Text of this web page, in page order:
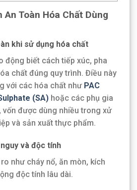
An Toàn Hóa Chất Dùng
khi sử dụng hóa chất
động biết cách tiếp xúc, pha
chất đúng quy trình. Điều này
với các hóa chất như PAC
(SA) hoặc các phụ gia
, vốn được dùng nhiều trong xử
và sản xuất thực phẩm.
và độc tính
như cháy nổ, ăn mòn, kích
độc tính lâu dài.